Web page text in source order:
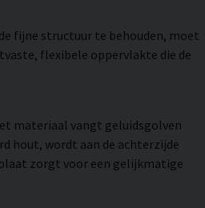
fijne structuur te behouden, moet
flexibele oppervlakte die de
materiaal vangt geluidsgolven
hout, wordt aan de achterzijde
zorgt voor een gelijkmatige